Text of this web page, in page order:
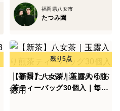
福岡県八女市
たつみ園
【新茶】八女茶｜玉露入り煎
茶ティーバッグ30個入｜毎日